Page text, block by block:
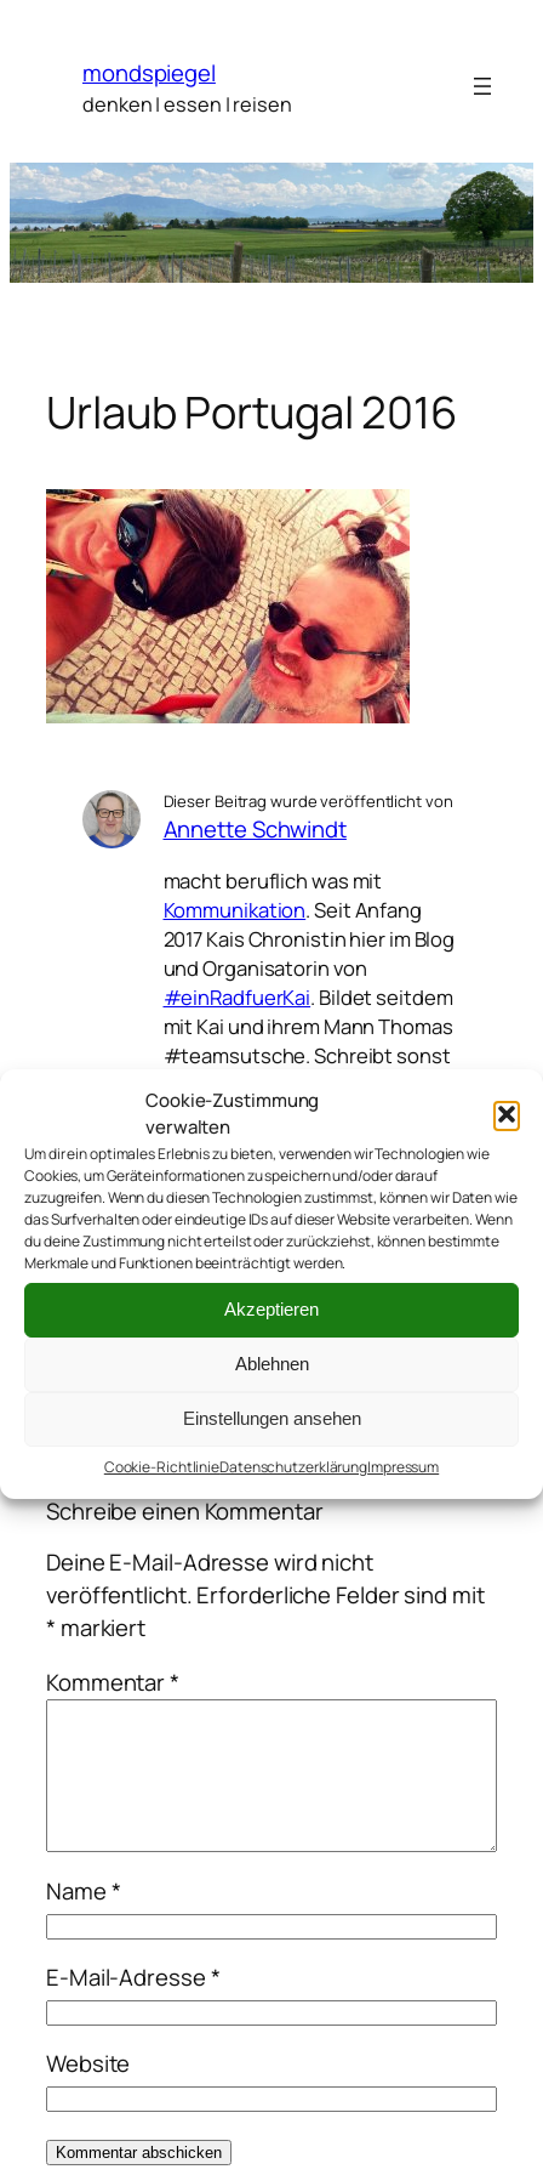
Cookie-Zustimmung
verwalten
Um dir ein optimales Erlebnis zu bieten, verwenden wir Technologien wie
Cookies, um Geräteinformationen zu speichern und/oder darauf
zuzugreifen. Wenn du diesen Technologien zustimmst, können wir Daten wie
das Surfverhalten oder eindeutige IDs auf dieser Website verarbeiten. Wenn
du deine Zustimmung nicht erteilst oder zurückziehst, können bestimmte
Merkmale und Funktionen beeinträchtigt werden.
Akzeptieren
Ablehnen
Einstellungen ansehen
Cookie-RichtlinieDatenschutzerklärungImpressum
springen
mondspiegel
denken | essen | reisen
Urlaub Portugal 2016
Dieser Beitrag wurde veröffentlicht von
Annette Schwindt
macht beruflich was mit
Kommunikation. Seit Anfang
2017 Kais Chronistin hier im Blog
und Organisatorin von
#einRadfuerKai. Bildet seitdem
mit Kai und ihrem Mann Thomas
#teamsutsche. Schreibt sonst
anderen Blogs.
„Ich muss das lernen!“
Kommentare
Schreibe einen Kommentar
Deine E-Mail-Adresse wird nicht
veröffentlicht.Erforderliche Felder sind mit
* markiert
Kommentar*
Name*
E-Mail-Adresse*
Website